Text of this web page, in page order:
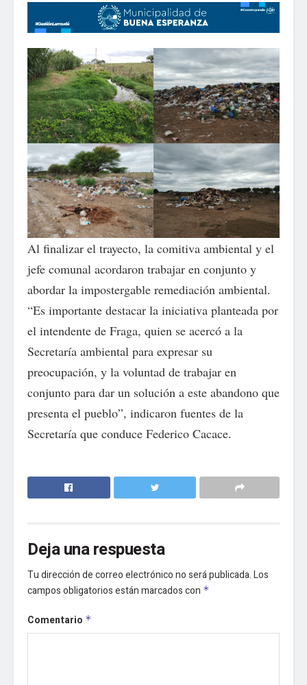
Al finalizar el trayecto, la comitiva ambiental y el
jefe comunal acordaron trabajar en conjunto y
abordar la impostergable remediación ambiental.
“Es importante destacar la iniciativa planteada por
el intendente de Fraga, quien se acercó a la
Secretaría ambiental para expresar su
preocupación, y la voluntad de trabajar en
conjunto para dar un solución a este abandono que
presenta el pueblo”, indicaron fuentes de la
Secretaría que conduce Federico Cacace.
Deja una respuesta
Tu dirección de correo electrónico no será publicada.Los
campos obligatorios están marcados con *
Comentario *